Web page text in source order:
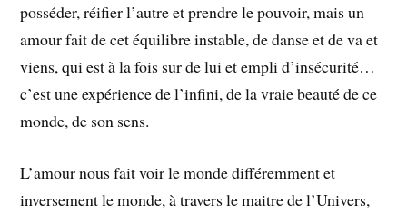
posséder, réifier l’autre et prendre le pouvoir, mais un
amour fait de cet équilibre instable, de danse et de va et
viens, qui est à la fois sur de lui et empli d’insécurité…
c’est une expérience de l’infini, de la vraie beauté de ce
monde, de son sens.
L’amour nous fait voir le monde différemment et
inversement le monde, à travers le maitre de l’Univers,